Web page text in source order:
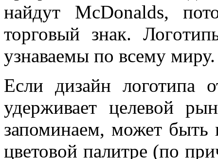
найдут McDonalds,
торговый знак.
узнаваемы по всему миру.
Если дизайн логотипа
удерживает целевой
запоминаем, может быть
цветовой палитре (по